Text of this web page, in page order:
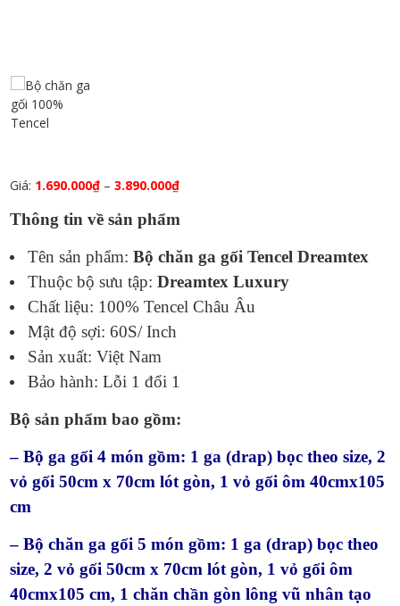
Giá: 1.690.000₫– 3.890.000₫
Thông tin về sản phẩm
Tên sản phẩm: Bộ chăn ga gối Tencel Dreamtex
Thuộc bộ sưu tập: Dreamtex Luxury
Chất liệu: 100% Tencel Châu Âu
Mật độ sợi: 60S/ Inch
Sản xuất: Việt Nam
Bảo hành: Lỗi 1 đổi 1
Bộ sản phẩm bao gồm:
– Bộ ga gối 4 món gồm: 1 ga (drap) bọc theo size, 2
vỏ gối 50cm x 70cm lót gòn, 1 vỏ gối ôm 40cmx105
cm
– Bộ chăn ga gối 5 món gồm: 1 ga (drap) bọc theo
size, 2 vỏ gối 50cm x 70cm lót gòn, 1 vỏ gối ôm
40cmx105 cm, 1 chăn chần gòn lông vũ nhân tạo